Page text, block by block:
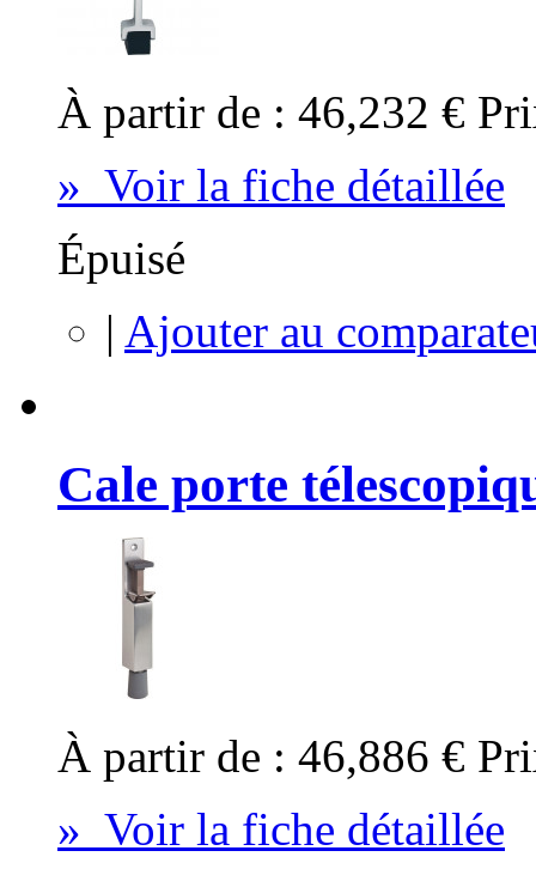
À partir de : 46,232 €
» Voir la fiche détaillée
Épuisé
| Ajouter au
Cale porte
À partir de : 46,886 €
» Voir la fiche détaillée